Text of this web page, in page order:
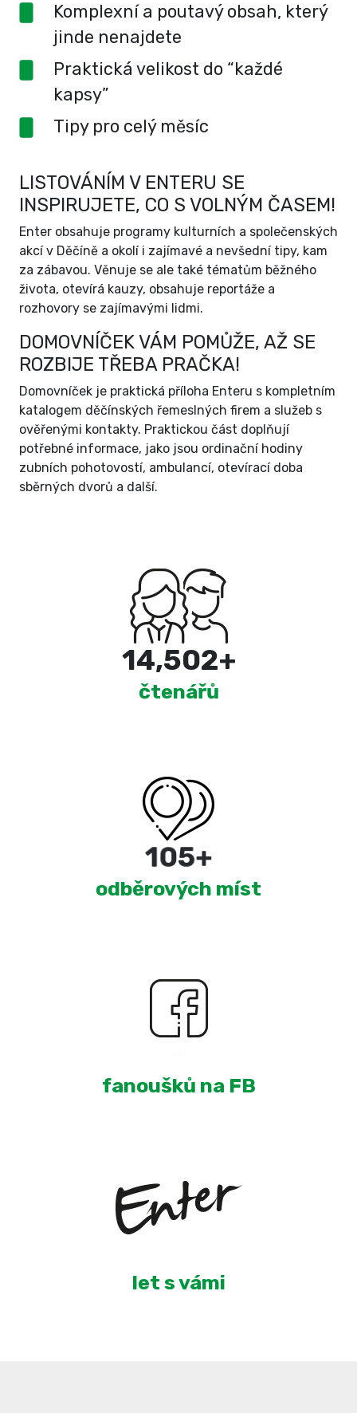
Komplexní a poutavý obsah, který
jinde nenajdete
Praktická velikost do “každé
kapsy”
Tipy pro celý měsíc
LISTOVÁNÍM V ENTERU SE
INSPIRUJETE, CO S VOLNÝM ČASEM!
Enter obsahuje programy kulturních a společenských
akcí v Děčíně a okolí i zajímavé a nevšední tipy, kam
za zábavou. Věnuje se ale také tématům běžného
života, otevírá kauzy, obsahuje reportáže a
rozhovory se zajímavými lidmi.
DOMOVNÍČEK VÁM POMŮŽE, AŽ SE
ROZBIJE TŘEBA PRAČKA!
Domovníček je praktická příloha Enteru s kompletním
katalogem děčínských řemeslných firem a služeb s
ověřenými kontakty. Praktickou část doplňují
potřebné informace, jako jsou ordinační hodiny
zubních pohotovostí, ambulancí, otevírací doba
sběrných dvorů a další.
15,000+
čtenářů
180+
odběrových míst
fanoušků na FB
let s vámi